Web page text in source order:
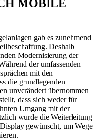
MOBILE
gab es zunehmend
Deshalb
Modernisierung der
der umfassenden
mit den
die grundlegenden
unverändert übernommen
dass sich weder für
Umgang mit der
wurde die Weiterleitung
gewünscht, um Wege